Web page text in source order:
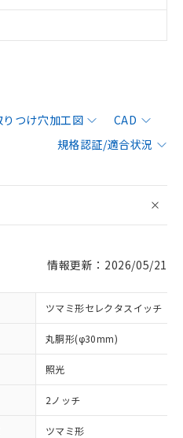
りつけ穴加工図
CAD
規格認証/適合状況
情報更新：2026/05/21
ツマミ形セレクタスイッチ
丸胴形(φ30mm)
照光
2ノッチ
ツマミ形